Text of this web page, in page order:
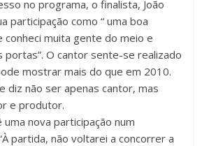
no programa, o finalista, João
participação como “ uma boa
conheci muita gente do meio e
portas”. O cantor sente-se realizado
mostrar mais do que em 2010.
diz não ser apenas cantor, mas
e produtor.
nova participação num
partida, não voltarei a concorrer a